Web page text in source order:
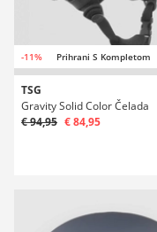
-11% Prihrani S Kompletom
TSG
Gravity Solid Color Čelada
€ 94,95 € 84,95